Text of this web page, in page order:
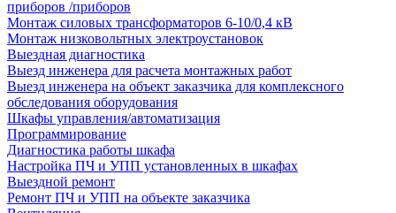
приборов /приборов
Монтаж силовых трансформаторов 6-10/0,4 кВ
Монтаж низковольтных электроустановок
Выездная диагностика
Выезд инженера для расчета монтажных работ
Выезд инженера на объект заказчика для комплексного
обследования оборудования
Шкафы управления/автоматизация
Программирование
Диагностика работы шкафа
Настройка ПЧ и УПП установленных в шкафах
Выездной ремонт
Ремонт ПЧ и УПП на объекте заказчика